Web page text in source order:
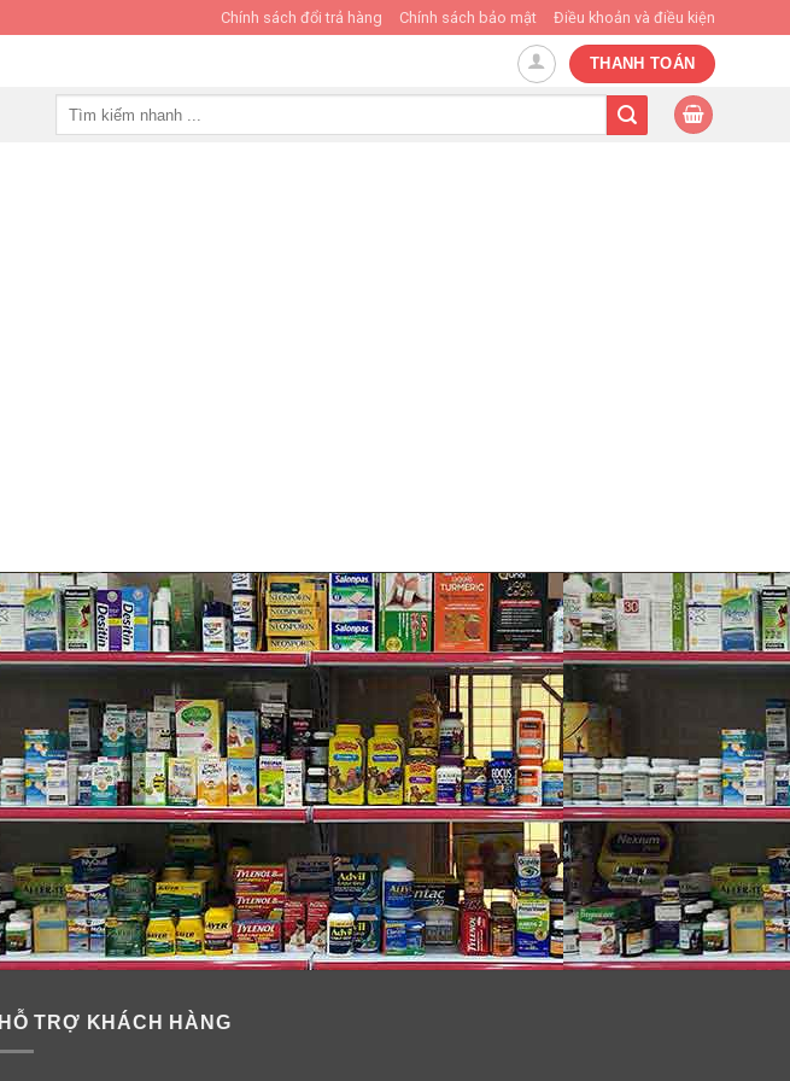
Chính sách đổi trả hàng Chính sách bảo mật Điều khoản và điều kiện
THANH TOÁN
HỖ TRỢ KHÁCH HÀNG